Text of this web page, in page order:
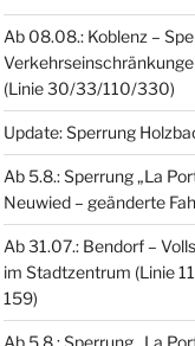
Ab 08.08.: Koblenz –
(Linie 30/33/110/330)
Update: Sperrung
Ab 5.8.: Sperrung „La
Neuwied – geänderte
Ab 31.07.: Bendorf –
im Stadtzentrum (Linie
159)
Ab 5.8.: Sperrung „La